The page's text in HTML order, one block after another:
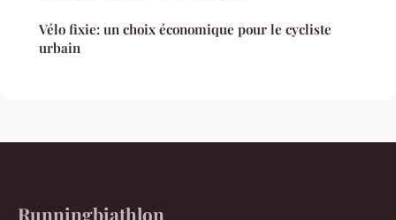
Vélo fixie: un choix économique pour le cycliste
urbain
Runningbiathlon